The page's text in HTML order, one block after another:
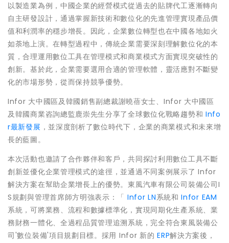
以製造業為例，中國企業的經營模式從過去的貼牌代工逐漸轉向
自主研發設計，通過掌握新技術和數位化的先進管理實現產品價
值和利潤率的穩步增長。因此，企業數位轉型也在中國各地如火
如荼地上演。在轉型過程中，傳統企業需要深刻理解數位化的本
質，合理運用數位工具在管理模式和商業模式方面實現突破性的
創新。基於此，企業需要選用合適的管理軟體，靈活應對不斷變
化的市場形勢，從而保持競爭優勢。
Infor 大中國區及韓國銷售副總裁謝曉蓓女士、Infor 大中國區
及韓國商業咨詢總監鹿崇先生分享了全球數位化戰略趨勢和 Info
r最新發展 ，並深度剖析了數位時代下，企業的商業模式和未來增
長的藍圖。
本次活動也邀請了合作夥伴和客戶，共同探討利用數位工具不斷
創新並優化企業管理模式的途徑，並通過不同案例展示了 Infor
解決方案在幫助企業增長上的優勢。東風汽車有限公司裝備公司I
S規劃與管理首席師方明強表示：「 Infor LN系統和Infor EAM
系統，可將業務、流程和數據標準化，實現同期化生產系統、業
務財務一體化、全過程品質管理追溯系統，完全符合東風裝備公
司'數位裝備'項目規劃目標。採用 Infor 新的ERP解決方案後，